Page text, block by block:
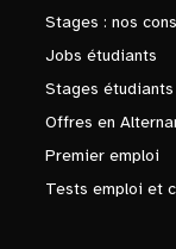
Stages : nos
Jobs étudiants
Stages étudiants
Offres en
Premier emploi
Tests emploi et